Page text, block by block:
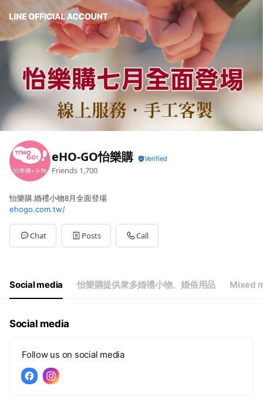
eHO-GO怡樂購
Friends 1,700
怡樂購.婚禮小物8月全面登場
ehogo.com.tw/
Chat Posts Call
Social media 怡樂購提供衆多婚禮小物、婚俗用品 Mixed
Social media
Follow us on social media